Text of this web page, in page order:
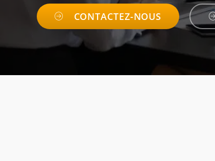
CONTACTEZ-NOUS